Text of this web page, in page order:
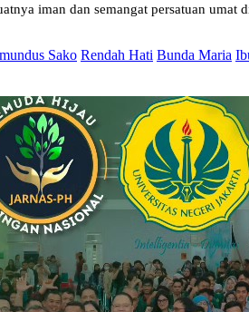
iman dan semangat persatuan umat
Sako Rendah Hati Bunda Maria